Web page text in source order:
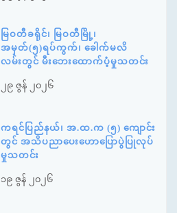
မြဝတီခရိုင်၊ မြဝတီမြို့၊
အမှတ်(၅)ရပ်ကွက်၊ ခေါက်မလိ
လမ်းတွင် မီးဘေးထောက်ပံ့မှုသတင်း
၂၉ ဇွန် ၂၀၂၆
ကရင်ပြည်နယ်၊ အ.ထ.က (၅) ကျောင်း
တွင် အသိပညာပေးဟောပြောပွဲပြုလုပ်
မှုသတင်း
၁၉ ဇွန် ၂၀၂၆